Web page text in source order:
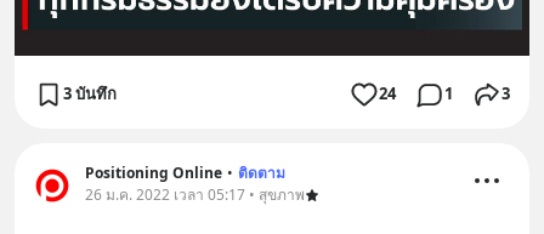
3 บันทึก 24 1 3
Positioning Online • ติดตาม
26 ม.ค. 2022 เวลา 05:17 • สุขภาพ